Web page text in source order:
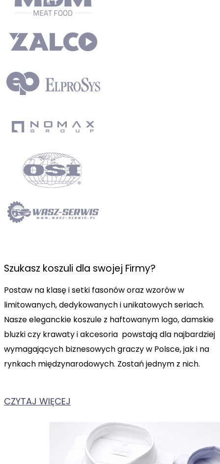
Szukasz koszuli dla swojej Firmy?
Postaw na klasę i setki fasonów oraz wzorów w
limitowanych, dedykowanych i unikatowych seriach.
Nasze eleganckie koszule z haftowanym logo, damskie
bluzki czy krawaty i akcesoria powstają dla najbardziej
wymagających biznesowych graczy w Polsce, jak i na
rynkach międzynarodowych. Zostań jednym z nich.
CZYTAJ WIĘCEJ